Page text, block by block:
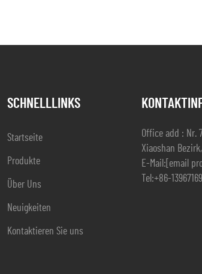
SCHNELLLINKS
Startseite
Produkte
Über Uns
Neuigkeiten
Kontaktieren Sie uns
Office add : Nr.
Xiaoshan
E-Mail: [email
Tel:+86-